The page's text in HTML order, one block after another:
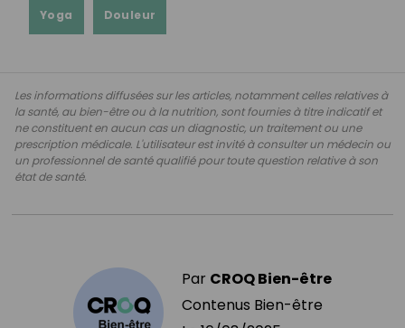
Yoga Douleur
Les informations diffusées sur les articles, notamment celles relatives à
la santé, au bien-être ou à la nutrition, sont fournies à titre indicatif et
ne constituent en aucun cas un diagnostic, un traitement ou une
prescription médicale. L'utilisateur est invité à consulter un médecin ou
un professionnel de santé qualifié pour toute question relative à son
état de santé.
Par CROQ Bien-être
Contenus Bien-être